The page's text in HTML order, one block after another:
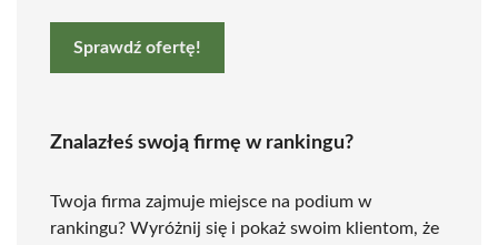
Sprawdź ofertę!
Znalazłeś swoją firmę w rankingu?
Twoja firma zajmuje miejsce na podium w
rankingu? Wyróżnij się i pokaż swoim klientom, że